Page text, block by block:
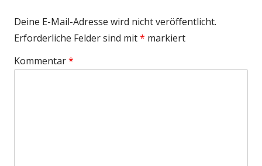
Deine E-Mail-Adresse wird nicht veröffentlicht.
Erforderliche Felder sind mit* markiert
Kommentar*